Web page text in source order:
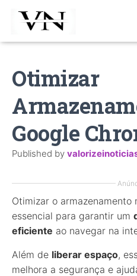
Otimizar
Google
Published by
Otimizar o armazenamento
essencial para garantir um
eficiente ao navegar na
Além de liberar espaço,
melhora a segurança e